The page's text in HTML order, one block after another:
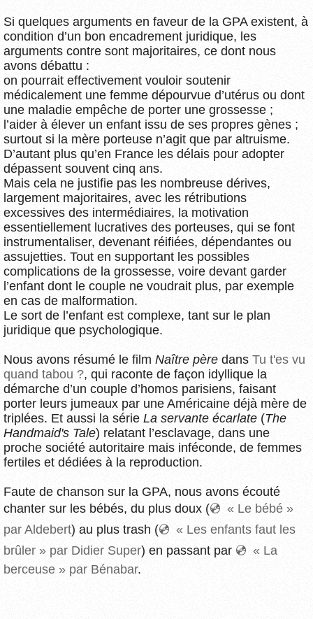
Si quelques arguments en faveur de la GPA existent, à
condition d’un bon encadrement juridique, les
arguments contre sont majoritaires, ce dont nous
avons débattu :
on pourrait effectivement vouloir soutenir
médicalement une femme dépourvue d’utérus ou dont
une maladie empêche de porter une grossesse ;
l’aider à élever un enfant issu de ses propres gènes ;
surtout si la mère porteuse n’agit que par altruisme.
D’autant plus qu’en France les délais pour adopter
dépassent souvent cinq ans.
Mais cela ne justifie pas les nombreuse dérives,
largement majoritaires, avec les rétributions
excessives des intermédiaires, la motivation
essentiellement lucratives des porteuses, qui se font
instrumentaliser, devenant réifiées, dépendantes ou
assujetties. Tout en supportant les possibles
complications de la grossesse, voire devant garder
l’enfant dont le couple ne voudrait plus, par exemple
en cas de malformation.
Le sort de l’enfant est complexe, tant sur le plan
juridique que psychologique.
Nous avons résumé le film Naître père dans Tu t'es vu
quand tabou ?, qui raconte de façon idyllique la
démarche d’un couple d’homos parisiens, faisant
porter leurs jumeaux par une Américaine déjà mère de
triplées. Et aussi la série La servante écarlate (The
Handmaid's Tale) relatant l’esclavage, dans une
proche société autoritaire mais inféconde, de femmes
fertiles et dédiées à la reproduction.
Faute de chanson sur la GPA, nous avons écouté
chanter sur les bébés, du plus doux (
« Le bébé »
par Aldebert) au plus trash (
« Les enfants faut les
brûler » par Didier Super) en passant par
« La
berceuse » par Bénabar.